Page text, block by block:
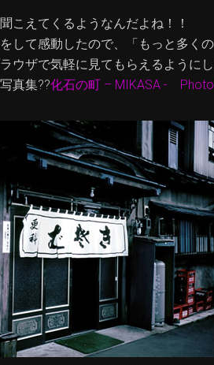
こえてくるようなんだよね！！
して感動したので、「もっと多く
ウザで気軽に見てもらえるようにし
真集??化石の町 – MIKASA -